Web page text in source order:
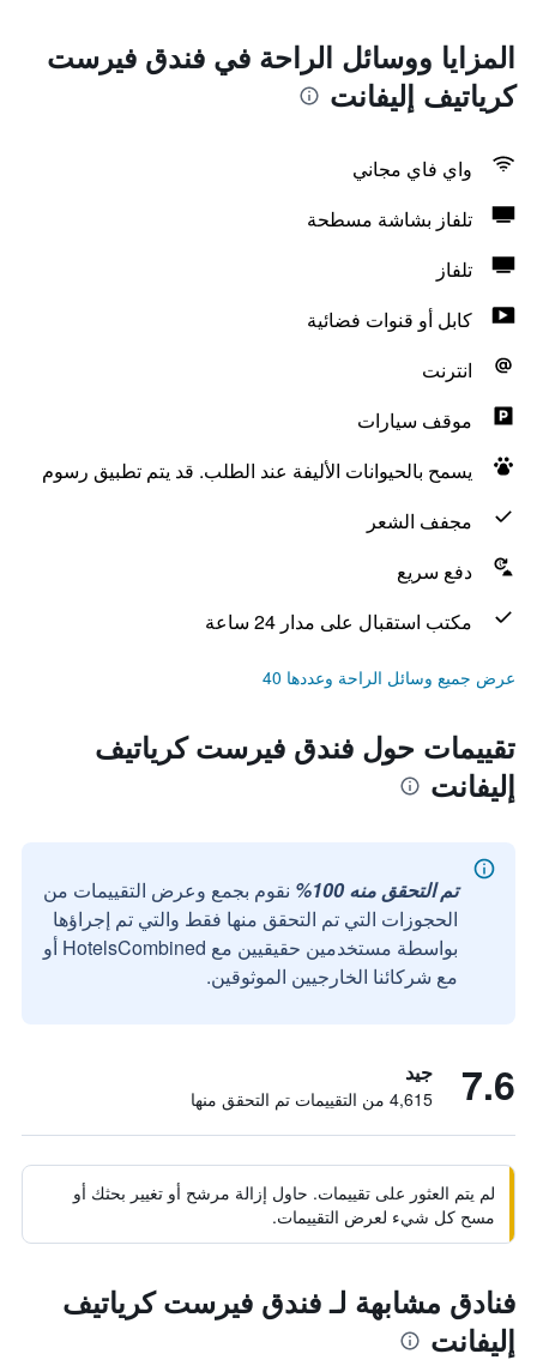
المزايا ووسائل الراحة في فندق فيرست
كرياتيف إليفانت
واي فاي مجاني
تلفاز بشاشة مسطحة
تلفاز
كابل أو قنوات فضائية
انترنت
موقف سيارات
يسمح بالحيوانات الأليفة عند الطلب. قد يتم تطبيق رسوم
مجفف الشعر
دفع سريع
مكتب استقبال على مدار 24 ساعة
عرض جميع وسائل الراحة وعددها 40
تقييمات حول فندق فيرست كرياتيف
إليفانت
تم التحقق منه 100%
نقوم بجمع وعرض التقييمات من
الحجوزات التي تم التحقق منها فقط والتي تم إجراؤها
بواسطة مستخدمين حقيقيين مع HotelsCombined أو
مع شركائنا الخارجيين الموثوقين.
7.6 جيد
4,615 من التقييمات تم التحقق منها
لم يتم العثور على تقييمات. حاول إزالة مرشح أو تغيير بحثك أو
مسح كل شيء لعرض التقييمات.
فنادق مشابهة لـ فندق فيرست كرياتيف
إليفانت